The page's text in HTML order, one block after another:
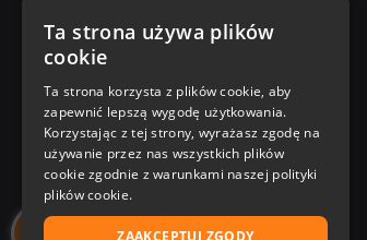
Poniedziałek - Piątek
8:00 - 18:00
[email protected]
Bądź z nami na bieżąco
Ta strona używa plików
cookie
Ta strona korzysta z plików cookie, aby
zapewnić lepszą wygodę użytkowania.
Korzystając z tej strony, wyrażasz zgodę na
używanie przez nas wszystkich plików
cookie zgodnie z warunkami naszej polityki
plików cookie.
ZAAKCEPTUJ ZGODY